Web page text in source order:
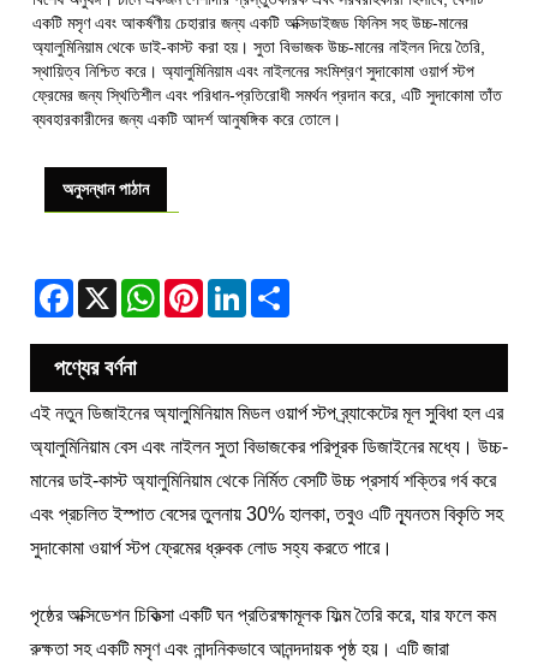
একটি মসৃণ এবং আকর্ষণীয় চেহারার জন্য একটি অক্সিডাইজড ফিনিস সহ উচ্চ-মানের
অ্যালুমিনিয়াম থেকে ডাই-কাস্ট করা হয়। সুতা বিভাজক উচ্চ-মানের নাইলন দিয়ে তৈরি,
স্থায়িত্ব নিশ্চিত করে। অ্যালুমিনিয়াম এবং নাইলনের সংমিশ্রণ সুদাকোমা ওয়ার্প স্টপ
ফ্রেমের জন্য স্থিতিশীল এবং পরিধান-প্রতিরোধী সমর্থন প্রদান করে, এটি সুদাকোমা তাঁত
ব্যবহারকারীদের জন্য একটি আদর্শ আনুষঙ্গিক করে তোলে।
অনুসন্ধান পাঠান
Facebook
X WhatsApp
PinterestLinkedIn
পণ্যের বর্ণনা
এই নতুন ডিজাইনের অ্যালুমিনিয়াম মিডল ওয়ার্প স্টপ ব্র্যাকেটের মূল সুবিধা হল এর
অ্যালুমিনিয়াম বেস এবং নাইলন সুতা বিভাজকের পরিপূরক ডিজাইনের মধ্যে। উচ্চ-
মানের ডাই-কাস্ট অ্যালুমিনিয়াম থেকে নির্মিত বেসটি উচ্চ প্রসার্য শক্তির গর্ব করে
এবং প্রচলিত ইস্পাত বেসের তুলনায় 30% হালকা, তবুও এটি ন্যূনতম বিকৃতি সহ
সুদাকোমা ওয়ার্প স্টপ ফ্রেমের ধ্রুবক লোড সহ্য করতে পারে।
পৃষ্ঠের অক্সিডেশন চিকিত্সা একটি ঘন প্রতিরক্ষামূলক ফিল্ম তৈরি করে, যার ফলে কম
রুক্ষতা সহ একটি মসৃণ এবং নান্দনিকভাবে আনন্দদায়ক পৃষ্ঠ হয়। এটি জারা